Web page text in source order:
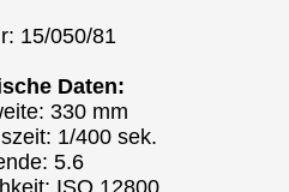
15/050/81
Daten:
330 mm
1/400 sek.
5.6